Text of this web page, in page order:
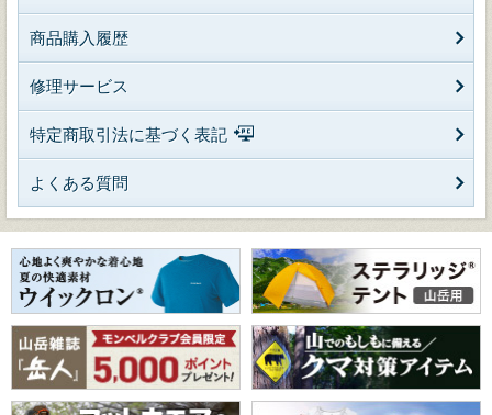
商品購入履歴
修理サービス
特定商取引法に基づく表記
よくある質問